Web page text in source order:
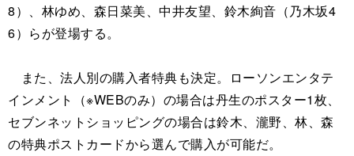
8）、林ゆめ、森日菜美、中井友望、鈴木絢音（乃木坂4
6）らが登場する。
また、法人別の購入者特典も決定。ローソンエンタテ
インメント（※WEBのみ）の場合は丹生のポスター1枚、
セブンネットショッピングの場合は鈴木、瀧野、林、森
の特典ポストカードから選んで購入が可能だ。